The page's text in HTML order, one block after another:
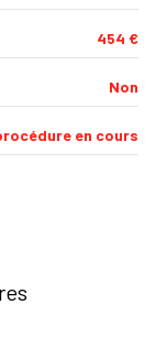
454 €
Non
en cours